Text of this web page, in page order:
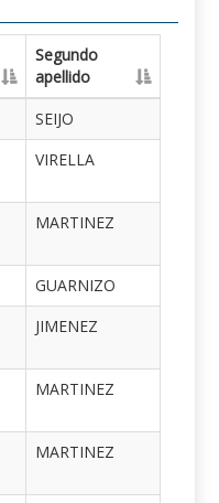
Segundo
apellido
SEIJO
VIRELLA
MARTINEZ
GUARNIZO
JIMENEZ
MARTINEZ
MARTINEZ